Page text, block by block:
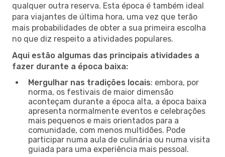
qualquer outra reserva. Esta época é também ideal
para viajantes de última hora, uma vez que terão
mais probabilidades de obter a sua primeira escolha
no que diz respeito a atividades populares.
Aqui estão algumas das principais atividades a
fazer durante a época baixa:
Mergulhar nas tradições locais: embora, por
norma, os festivais de maior dimensão
aconteçam durante a época alta, a época baixa
apresenta normalmente eventos e celebrações
mais pequenos e mais orientados para a
comunidade, com menos multidões. Pode
participar numa aula de culinária ou numa visita
guiada para uma experiência mais pessoal.